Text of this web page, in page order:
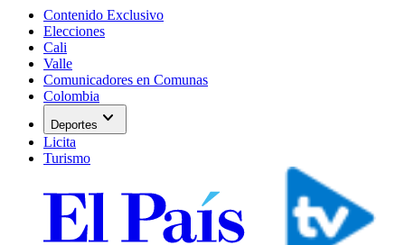
Contenido Exclusivo
Elecciones
Cali
Valle
Comunicadores en Comunas
Colombia
Deportes expand_more
Licita
Turismo